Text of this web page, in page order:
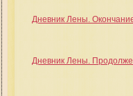
Дневник Лены.
Дневник Лены.